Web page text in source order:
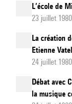
L’école de
23 juillet
La création
Etienne
24 juillet
Débat avec
la musique